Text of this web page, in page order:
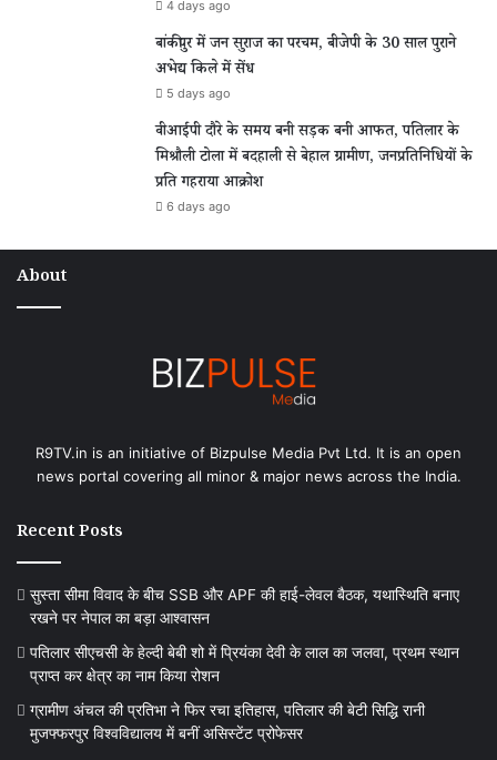
4 days ago
बांकीपुर में जन सुराज का परचम, बीजेपी के 30 साल पुराने
अभेद्य किले में सेंध
5 days ago
वीआईपी दौरे के समय बनी सड़क बनी आफत, पतिलार के
मिश्रौली टोला में बदहाली से बेहाल ग्रामीण, जनप्रतिनिधियों के
प्रति गहराया आक्रोश
6 days ago
About
R9TV.in is an initiative of Bizpulse Media Pvt Ltd. It is an open
news portal covering all minor & major news across the India.
Recent Posts
सुस्ता सीमा विवाद के बीच SSB और APF की हाई-लेवल बैठक, यथास्थिति बनाए
रखने पर नेपाल का बड़ा आश्वासन
पतिलार सीएचसी के हेल्दी बेबी शो में प्रियंका देवी के लाल का जलवा, प्रथम स्थान
प्राप्त कर क्षेत्र का नाम किया रोशन
ग्रामीण अंचल की प्रतिभा ने फिर रचा इतिहास, पतिलार की बेटी सिद्धि रानी
मुजफ्फरपुर विश्वविद्यालय में बनीं असिस्टेंट प्रोफेसर